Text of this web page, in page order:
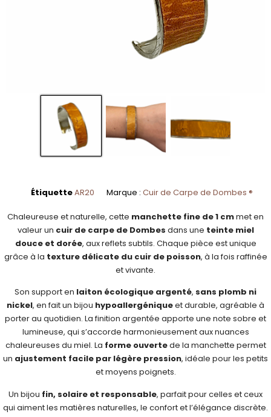
ÉtiquetteAR20 Marque : Cuir de Carpe de Dombes ®
Chaleureuse et naturelle, cette manchette fine de 1 cmmet en
valeur un cuir de carpe de Dombes dans une teinte miel
douce et dorée, aux reflets subtils. Chaque pièce est unique
grâce à la texture délicate du cuir de poisson, à la fois raffinée
et vivante.
Son support en laiton écologique argenté, sans plomb ni
nickel, en fait un bijou hypoallergéniqueet durable, agréable à
porter au quotidien. La finition argentée apporte une note sobre et
lumineuse, qui s’accorde harmonieusement aux nuances
chaleureuses du miel. La forme ouvertede la manchette permet
un ajustement facile par légère pression, idéale pour les petits
et moyens poignets.
Un bijou fin, solaire et responsable, parfait pour celles et ceux
qui aiment les matières naturelles, le confort et l’élégance discrète.